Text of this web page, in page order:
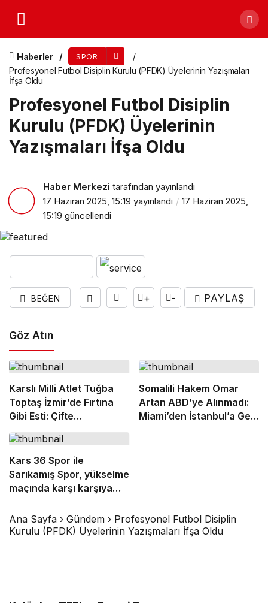
Haberler SPOR
Profesyonel Futbol Disiplin Kurulu (PFDK) Üyelerinin Yazışmaları
İfşa Oldu
Profesyonel Futbol Disiplin
Kurulu (PFDK) Üyelerinin
Yazışmaları İfşa Oldu
Haber Merkezi tarafından yayınlandı
17 Haziran 2025, 15:19 yayınlandı
17 Haziran 2025,
15:19 güncellendi
BEĞEN + - PAYLAŞ
Göz Atın
Karslı Milli Atlet Tuğba
Toptaş İzmir’de Fırtına
Gibi Esti: Çifte
Yerleşti!
Somalili Hakem Omar
Artan ABD’ye Alınmadı:
Miami’den İstanbul’a Geri
Kars 36 Spor ile
Sarıkamış Spor, yükselme
maçında karşı karşıya
Ana Sayfa › Gündem › Profesyonel Futbol Disiplin
Kurulu (PFDK) Üyelerinin Yazışmaları İfşa Oldu
Profesyonel Futbol Disiplin Kurulu (PFDK)
Üyelerinin Yazışmaları İfşa Oldu